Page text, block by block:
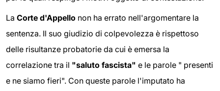
La Corte d'Appello non ha errato nell'argomentare la
sentenza. Il suo giudizio di colpevolezza è rispettoso
delle risultanze probatorie da cui è emersa la
correlazione tra il "saluto fascista" e le parole " presenti
e ne siamo fieri". Con queste parole l'imputato ha